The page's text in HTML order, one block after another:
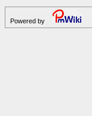
Powered by